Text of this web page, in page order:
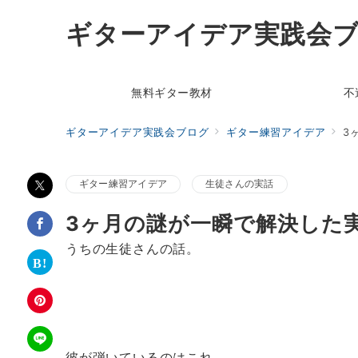
ギターアイデア実践会
無料ギター教材 不
ギターアイデア実践会ブログ ギター練習アイデア 3
ギター練習アイデア 生徒さんの実話
3ヶ月の謎が一瞬で解決した
うちの生徒さんの話。